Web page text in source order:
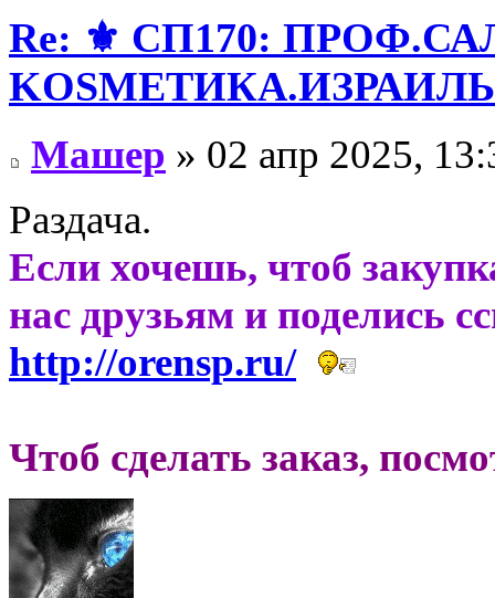
Re: ⚜️ СП170:
KОSMЕТИКA.ИЗРАИЛЬ!
Машер » 02 апр 2025,
Раздача.
Если хочешь, чтоб
нас друзьям и поделись
http://orensp.ru/
Чтоб сделать заказ,